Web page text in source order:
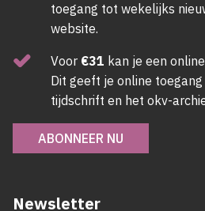
toegang tot wekelijks
website.
Voor €31 kan je een
Dit geeft je online
tijdschrift en het okv-
ABONNEER NU
Newsletter